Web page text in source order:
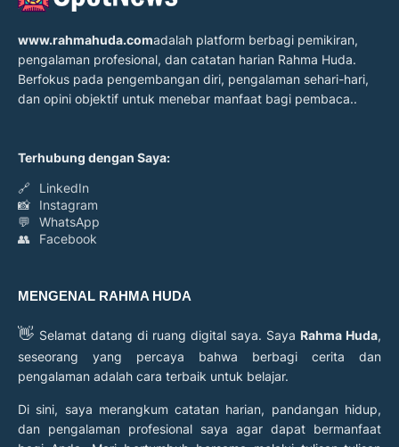
www.rahmahuda.comadalah platform berbagi pemikiran,
pengalaman profesional, dan catatan harian Rahma Huda.
Berfokus pada pengembangan diri, pengalaman sehari-hari,
dan opini objektif untuk menebar manfaat bagi pembaca..
Terhubung dengan Saya:
🔗
LinkedIn
📸
Instagram
💬
WhatsApp
👥
Facebook
MENGENAL RAHMA HUDA
👋 Selamat datang di ruang digital saya. Saya Rahma Huda,
seseorang yang percaya bahwa berbagi cerita dan
pengalaman adalah cara terbaik untuk belajar.
Di sini, saya merangkum catatan harian, pandangan hidup,
dan pengalaman profesional saya agar dapat bermanfaat